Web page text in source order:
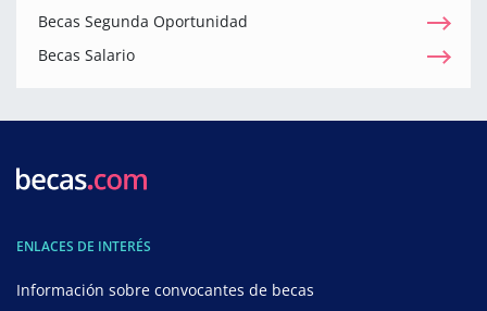
Becas Segunda Oportunidad
Becas Salario
ENLACES DE INTERÉS
Información sobre convocantes de becas